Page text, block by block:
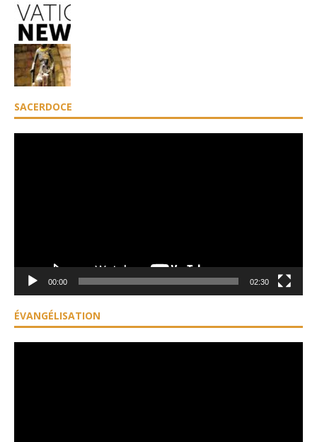
SACERDOCE
00:00 02:30
ÉVANGÉLISATION